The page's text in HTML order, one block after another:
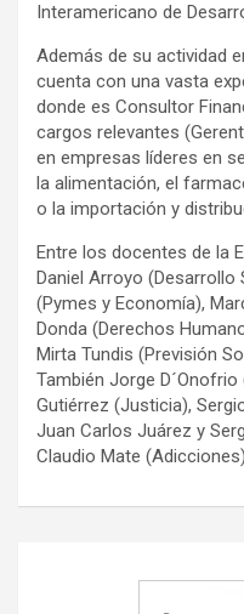
Interamericano de
Además de su actividad
cuenta con una vasta
donde es Consultor
cargos relevantes
en empresas líderes en
la alimentación, el
o la importación y
Entre los docentes de la
Daniel Arroyo (Desarrollo
(Pymes y Economía),
Donda (Derechos
Mirta Tundis (Previsión
También Jorge
Gutiérrez (Justicia),
Juan Carlos Juárez y
Claudio Mate